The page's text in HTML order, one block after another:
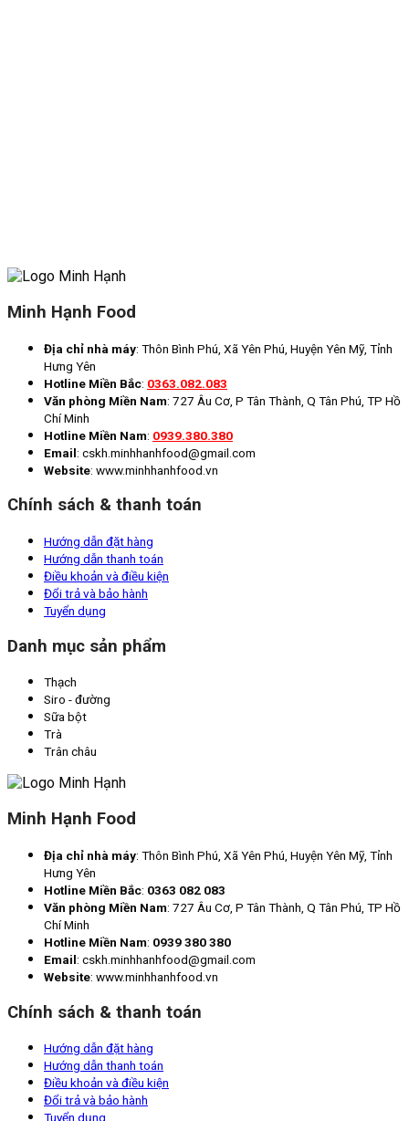
Minh Hạnh Food
Địa chỉ nhà máy: Thôn Bình Phú, Xã Yên Phú, Huyện Yên Mỹ, Tỉnh
Hưng Yên
Hotline Miền Bắc: 0363.082.083
Văn phòng Miền Nam: 727 Âu Cơ, P Tân Thành, Q Tân Phú, TP Hồ
Chí Minh
Hotline Miền Nam: 0939.380.380
Email: cskh.minhhanhfood@gmail.com
Website: www.minhhanhfood.vn
Chính sách & thanh toán
Hướng dẫn đặt hàng
Hướng dẫn thanh toán
Điều khoản và điều kiện
Đổi trả và bảo hành
Tuyển dụng
Danh mục sản phẩm
Thạch
Siro - đường
Sữa bột
Trà
Trân châu
Minh Hạnh Food
Địa chỉ nhà máy: Thôn Bình Phú, Xã Yên Phú, Huyện Yên Mỹ, Tỉnh
Hưng Yên
Hotline Miền Bắc: 0363 082 083
Văn phòng Miền Nam: 727 Âu Cơ, P Tân Thành, Q Tân Phú, TP Hồ
Chí Minh
Hotline Miền Nam: 0939 380 380
Email: cskh.minhhanhfood@gmail.com
Website: www.minhhanhfood.vn
Chính sách & thanh toán
Hướng dẫn đặt hàng
Hướng dẫn thanh toán
Điều khoản và điều kiện
Đổi trả và bảo hành
Tuyển dụng